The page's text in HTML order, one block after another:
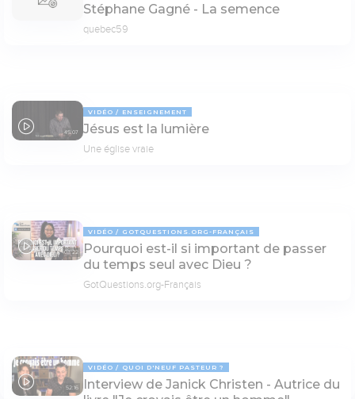
Stéphane Gagné - La semence
quebec59
45:07
VIDÉO ENSEIGNEMENT
Jésus est la lumière
Une église vraie
03:22
VIDÉO GOTQUESTIONS.ORG-FRANÇAIS
Pourquoi est-il si important de passer
du temps seul avec Dieu ?
GotQuestions.org-Français
52:16
VIDÉO QUOI D'NEUF PASTEUR ?
Interview de Janick Christen - Autrice du